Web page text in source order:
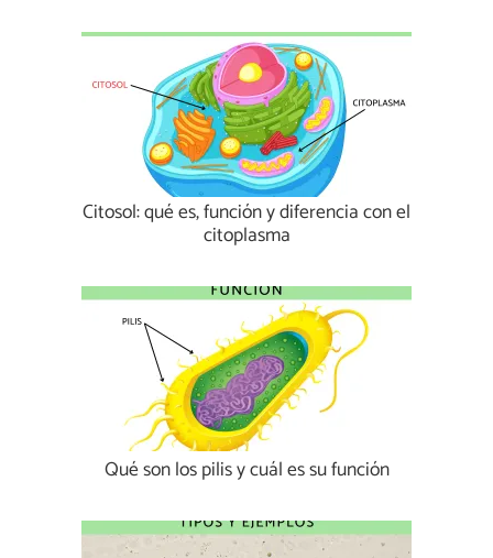
Citosol: qué es, función y diferencia con el
citoplasma
Qué son los pilis y cuál es su función